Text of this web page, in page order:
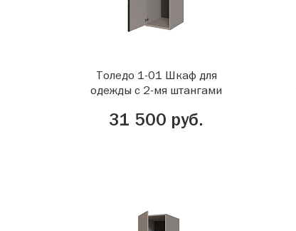
Толедо 1-01 Шкаф для
одежды с 2-мя штангами
31 500 руб.